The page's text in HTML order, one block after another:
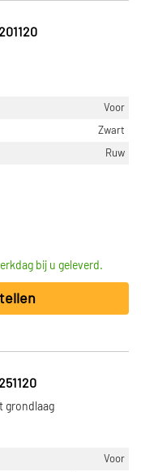
Voor
Zwart
Ruw
bij u geleverd.
grondlaag
Voor